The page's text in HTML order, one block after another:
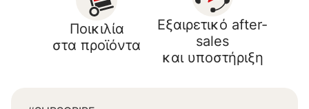
Ποικιλία
στα προϊόντα
Εξαιρετικό after-
sales
και υποστήριξη